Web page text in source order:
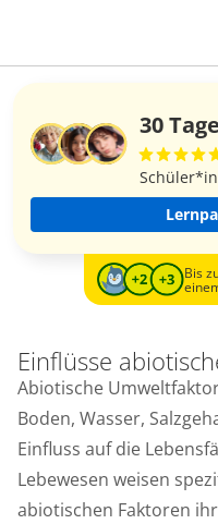
30 Tage
Bis
Einflüsse
Abiotische
Boden, Wasser,
Einfluss auf die
Lebewesen weisen
abiotischen Faktoren